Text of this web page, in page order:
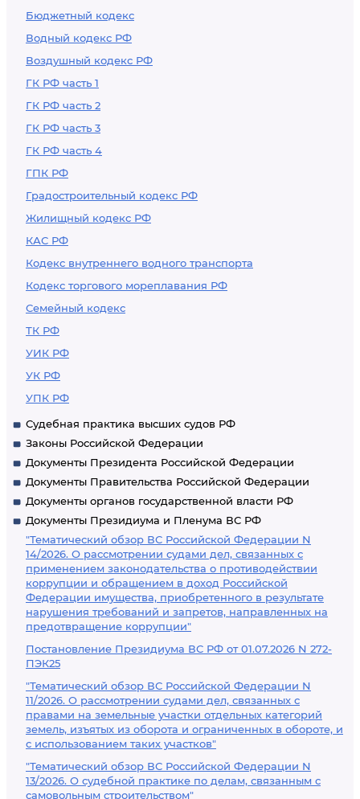
Бюджетный кодекс
Водный кодекс РФ
Воздушный кодекс РФ
ГК РФ часть 1
ГК РФ часть 2
ГК РФ часть 3
ГК РФ часть 4
ГПК РФ
Градостроительный кодекс РФ
Жилищный кодекс РФ
КАС РФ
Кодекс внутреннего водного транспорта
Кодекс торгового мореплавания РФ
Семейный кодекс
ТК РФ
УИК РФ
УК РФ
УПК РФ
Судебная практика высших судов РФ
Законы Российской Федерации
Документы Президента Российской Федерации
Документы Правительства Российской Федерации
Документы органов государственной власти РФ
Документы Президиума и Пленума ВС РФ
"Тематический обзор ВС Российской Федерации N
14/2026. О рассмотрении судами дел, связанных с
применением законодательства о противодействии
коррупции и обращением в доход Российской
Федерации имущества, приобретенного в результате
нарушения требований и запретов, направленных на
предотвращение коррупции"
Постановление Президиума ВС РФ от 01.07.2026 N 272-
ПЭК25
"Тематический обзор ВС Российской Федерации N
11/2026. О рассмотрении судами дел, связанных с
правами на земельные участки отдельных категорий
земель, изъятых из оборота и ограниченных в обороте, и
с использованием таких участков"
"Тематический обзор ВС Российской Федерации N
13/2026. О судебной практике по делам, связанным с
самовольным строительством"